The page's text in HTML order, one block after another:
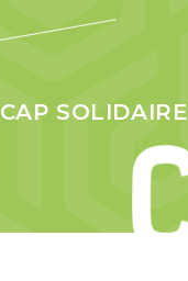
CAP SOLIDAIRE